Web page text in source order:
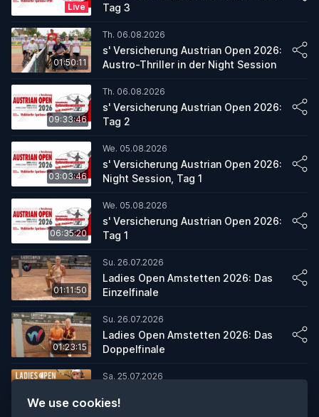
Live
Tag 3
01:50:11
Th. 06.08.2026
s' Versicherung Austrian Open 2026:
Austro-Thriller in der Night Session
09:33:46
Th. 06.08.2026
s' Versicherung Austrian Open 2026:
Tag 2
03:03:46
We. 05.08.2026
s' Versicherung Austrian Open 2026:
Night Session, Tag 1
06:35:20
We. 05.08.2026
s' Versicherung Austrian Open 2026:
Tag 1
01:11:50
Su. 26.07.2026
Ladies Open Amstetten 2026: Das
Einzelfinale
01:23:15
Su. 26.07.2026
Ladies Open Amstetten 2026: Das
Doppelfinale
04:41:13
Sa. 25.07.2026
Semifinaltag
We use cookies!